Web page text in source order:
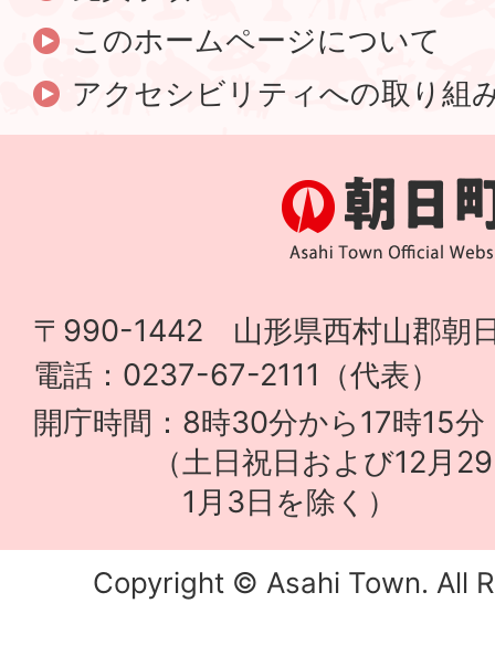
このホームページについて
アクセシビリティへの取り組
〒990-1442 山形県西村山郡朝
電話：0237-67-2111（代表）
開庁時間：8時30分から17時15分
（土日祝日および12月29
1月3日を除く）
Copyright © Asahi Town. All